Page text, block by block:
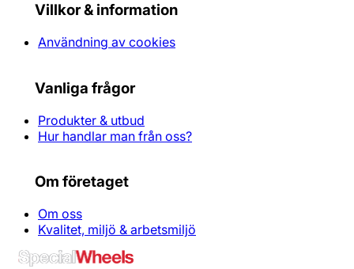
Villkor & information
Användning av cookies
Vanliga frågor
Produkter & utbud
Hur handlar man från oss?
Om företaget
Om oss
Kvalitet, miljö & arbetsmiljö